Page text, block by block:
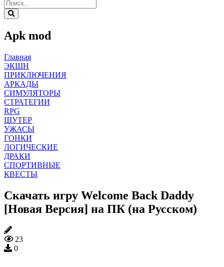
Apk mod
Главная
ЭКШН
ПРИКЛЮЧЕНИЯ
АРКАДЫ
СИМУЛЯТОРЫ
СТРАТЕГИИ
RPG
ШУТЕР
УЖАСЫ
ГОНКИ
ЛОГИЧЕСКИЕ
ДРАКИ
СПОРТИВНЫЕ
КВЕСТЫ
Скачать игру Welcome Back Daddy
[Новая Версия] на ПК (на Русском)
23
0